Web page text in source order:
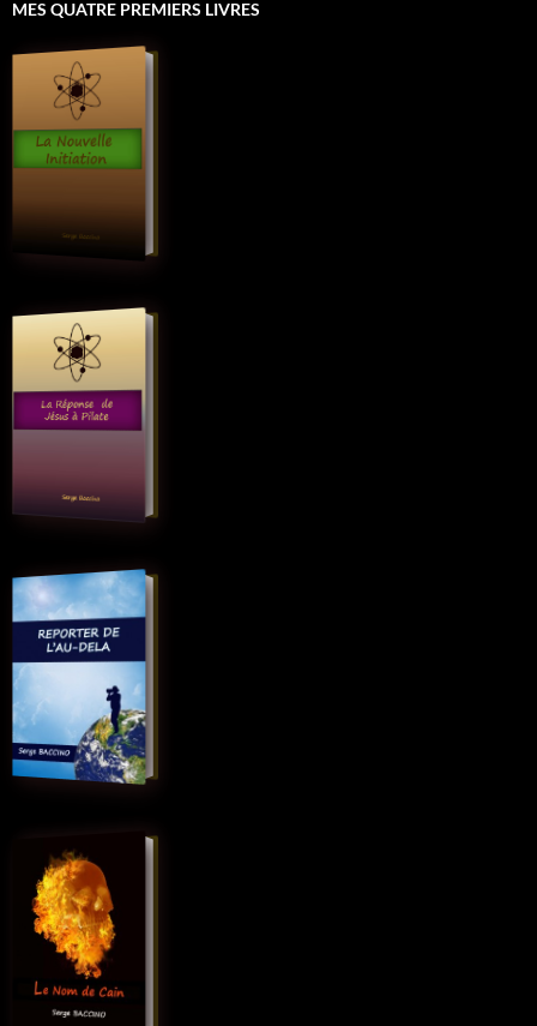
MES QUATRE PREMIERS LIVRES